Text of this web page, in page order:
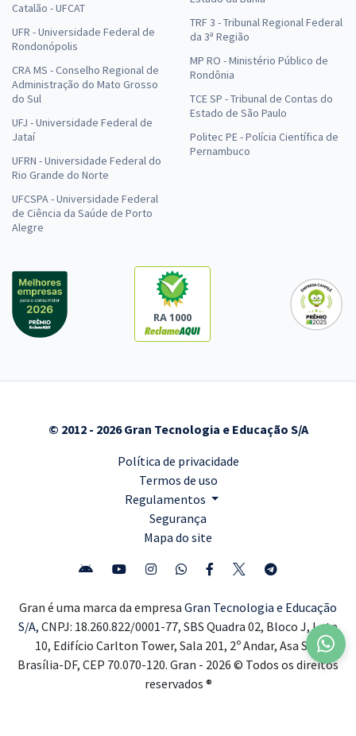
Catalão - UFCAT
UFR - Universidade Federal de
Rondonópolis
CRA MS - Conselho Regional de
Administração do Mato Grosso
do Sul
UFJ - Universidade Federal de
Jataí
UFRN - Universidade Federal do
Rio Grande do Norte
UFCSPA - Universidade Federal
de Ciência da Saúde de Porto
Alegre
TRF 3 - Tribunal Regional Federal
da 3ª Região
MP RO - Ministério Público de
Rondônia
TCE SP - Tribunal de Contas do
Estado de São Paulo
Politec PE - Polícia Científica de
Pernambuco
RA 1000
© 2012 - 2026 Gran Tecnologia e Educação S/A
Política de privacidade
Termos de uso
Regulamentos
Segurança
Mapa do site
Gran é uma marca da empresa Gran Tecnologia e Educação
S/A, CNPJ: 18.260.822/0001-77, SBS Quadra 02, Bloco J, Lote
10, Edifício Carlton Tower, Sala 201, 2º Andar, Asa Sul,
Brasília-DF, CEP 70.070-120. Gran - 2026 © Todos os direitos
reservados ®